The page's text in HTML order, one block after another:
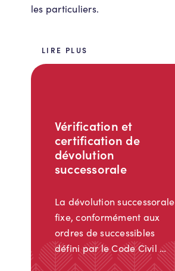
les particuliers.
LIRE PLUS
Vérification et
certification de
dévolution
successorale
La dévolution successorale
fixe, conformément aux
ordres de successibles
défini par le Code Civil …